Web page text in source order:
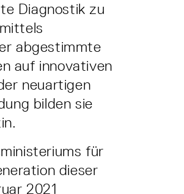
Diagnostik zu
abgestimmte
auf innovativen
neuartigen
bilden sie
für
dieser
2021